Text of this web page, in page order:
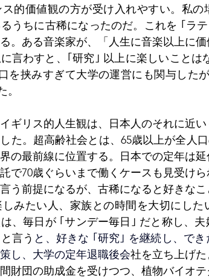
的価値観の方が受け入れやすい。私の
うちに古稀になったのだ。これを ｢ラ
。ある音楽家が、「人生に音楽以上に
言わすと、｢研究｣ 以上に楽しいことは
を挟みすぎて大学の運営にも関与した
ギリス的人生観は、日本人のそれに近
た。超高齢社会とは、65歳以上が全人
の最前線に位置する。日本での定年は
で70歳ぐらいまで働くケースも見受け
う前提になるが、古稀になると好きな
みたい人、家族との時間を大切にした
、毎日が ｢サンデー毎日｣ だと称し、
言う と、好きな ｢研究｣ を継続し、で
し、大学の定年退職後会社を立ち上げ
財団の助成金を受けつつ、植物バイオ